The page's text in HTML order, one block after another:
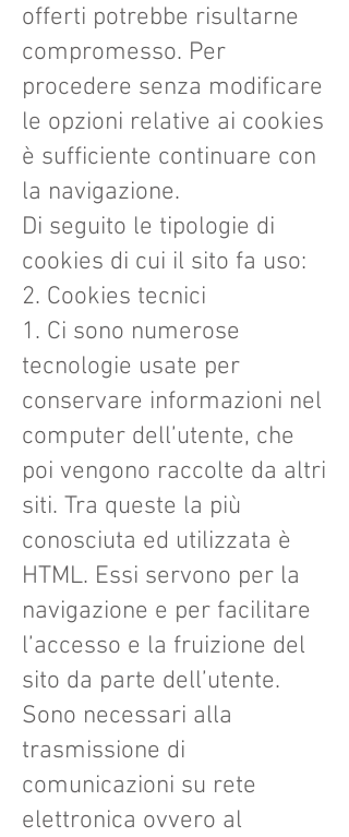
offerti potrebbe risultarne
compromesso. Per
procedere senza modificare
le opzioni relative ai cookies
è sufficiente continuare con
la navigazione.
Di seguito le tipologie di
cookies di cui il sito fa uso:
2. Cookies tecnici
1. Ci sono numerose
tecnologie usate per
conservare informazioni nel
computer dell’utente, che
poi vengono raccolte da altri
siti. Tra queste la più
conosciuta ed utilizzata è
HTML. Essi servono per la
navigazione e per facilitare
l’accesso e la fruizione del
sito da parte dell’utente.
Sono necessari alla
trasmissione di
comunicazioni su rete
elettronica ovvero al